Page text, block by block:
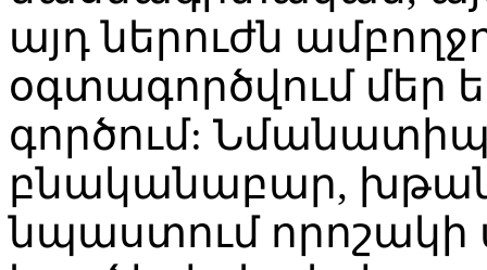
այդ ներուժն
օգտագործվում մեր
գործում:
բնականաբար,
նպաստում